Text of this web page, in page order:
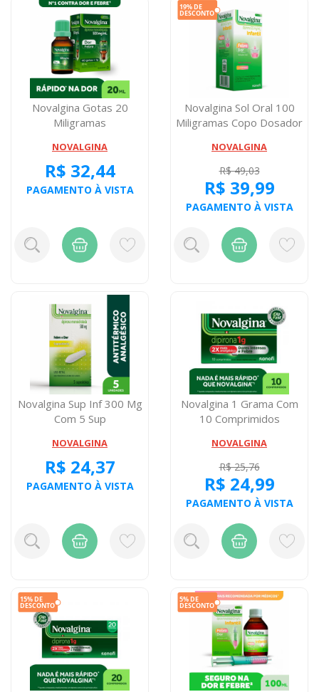
Novalgina Gotas 20
Miligramas
NOVALGINA
R$ 32,44
PAGAMENTO À VISTA
Novalgina Sol Oral 100
Miligramas Copo Dosador
NOVALGINA
R$ 49,03
R$ 39,99
PAGAMENTO À VISTA
Novalgina Sup Inf 300 Mg
Com 5 Sup
NOVALGINA
R$ 24,37
PAGAMENTO À VISTA
Novalgina 1 Grama Com
10 Comprimidos
NOVALGINA
R$ 25,76
R$ 24,99
PAGAMENTO À VISTA